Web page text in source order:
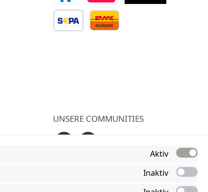
Novalnet ZahlungDirektüberweisung
UNSERE COMMUNITIES
Aktiv
Inaktiv